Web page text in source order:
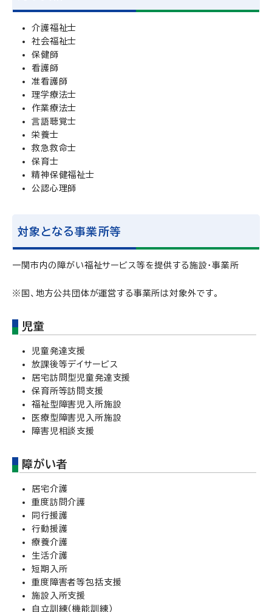
介護福祉士
社会福祉士
保健師
看護師
准看護師
理学療法士
作業療法士
言語聴覚士
栄養士
救急救命士
保育士
精神保健福祉士
公認心理師
対象となる事業所等
一関市内の障がい福祉サービス等を提供する施設・事業所
※国、地方公共団体が運営する事業所は対象外です。
児童
児童発達支援
放課後等デイサービス
居宅訪問型児童発達支援
保育所等訪問支援
福祉型障害児入所施設
医療型障害児入所施設
障害児相談支援
障がい者
居宅介護
重度訪問介護
同行援護
行動援護
療養介護
生活介護
短期入所
重度障害者等包括支援
施設入所支援
自立訓練（機能訓練）